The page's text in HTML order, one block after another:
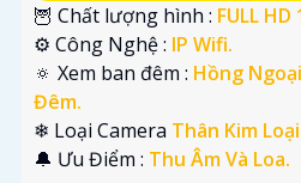
🦉 Chất lượng hình : FULL HD
⚙ Công Nghệ : IP Wifi.
🔅 Xem ban đêm : Hồng
Đêm.
❄ Loại Camera Thân Kim
️🔔 Ưu Điểm : Thu Âm Và Loa.